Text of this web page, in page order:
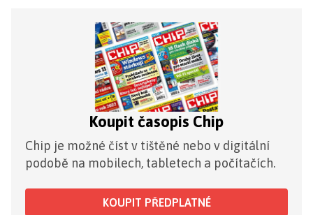
Koupit časopis Chip
Chip je možné číst v tištěné nebo v digitální
podobě na mobilech, tabletech a počítačích.
KOUPIT PŘEDPLATNÉ